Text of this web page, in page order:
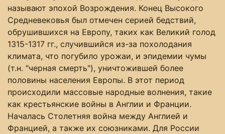
называют эпохой Возрождения. Конец Высокого
Средневековья был отмечен серией бедствий,
обрушившихся на Европу, таких как Великий голод
1315-1317 гг., случившийся из-за похолодания
климата, что погубило урожаи, и эпидемии чумы
(т.н. "черная смерть"), уничтожившей более
половины населения Европы. В этот период
происходили массовые народные волнения, такие
как крестьянские войны в Англии и Франции.
Началась Столетняя война между Англией и
Францией, а также их союзниками. Для России